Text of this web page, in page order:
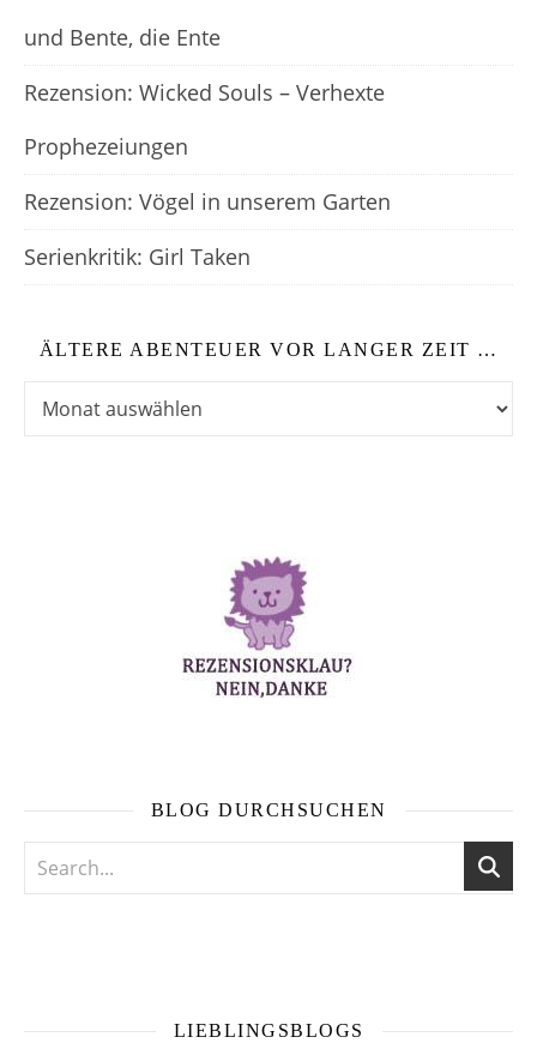
und Bente, die Ente
Rezension: Wicked Souls – Verhexte
Prophezeiungen
Rezension: Vögel in unserem Garten
Serienkritik: Girl Taken
ÄLTERE ABENTEUER VOR LANGER ZEIT …
BLOG DURCHSUCHEN
LIEBLINGSBLOGS